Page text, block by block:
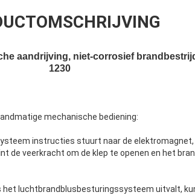
aandrijving, niet-corrosief
1230
mechanische bediening:
instructies stuurt naar de elektromagnet,
de veerkracht om de klep te openen en het
het luchtbrandblusbesturingssysteem uitvalt,